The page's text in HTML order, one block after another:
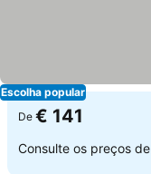
Escolha popular
De € 141
Consulte os preços de